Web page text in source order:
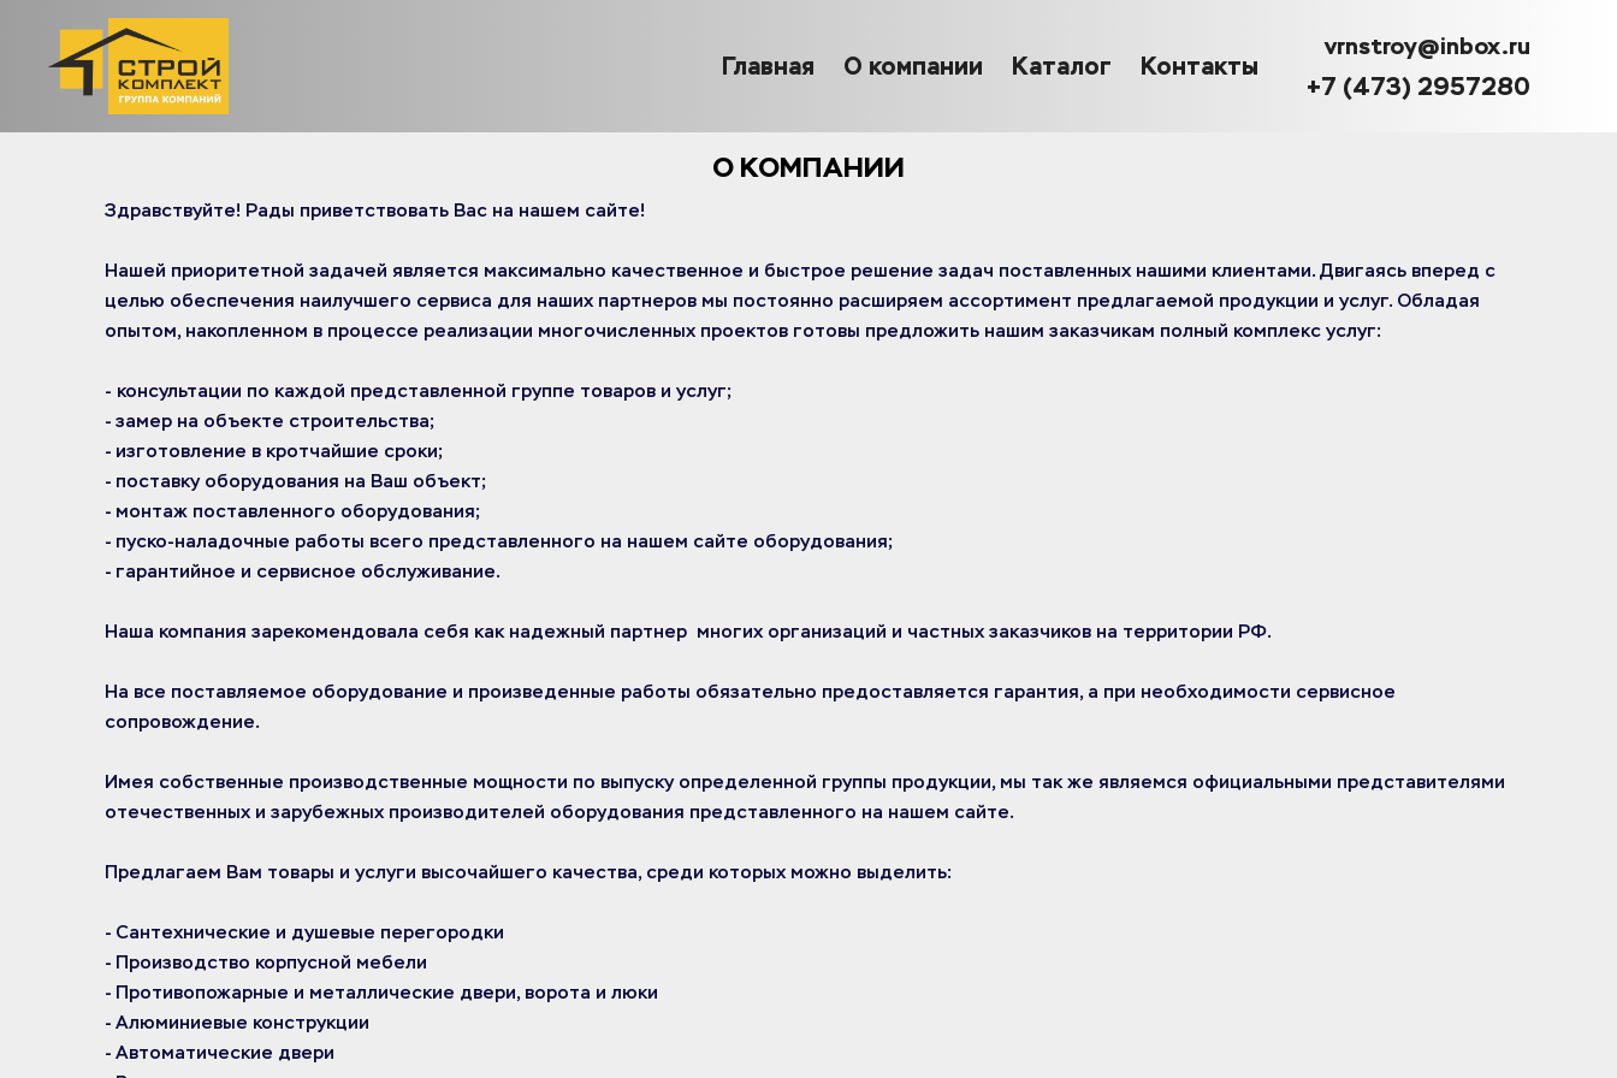
Главная О компании Каталог Контакты
vrnstroy@inbox.ru
+7 (473) 2957280
О КОМПАНИИ
Здравствуйте! Рады приветствовать Вас на нашем сайте!
Нашей приоритетной задачей является максимально качественное и быстрое решение задач поставленных нашими клиентами. Двигаясь вперед с
целью обеспечения наилучшего сервиса для наших партнеров мы постоянно расширяем ассортимент предлагаемой продукции и услуг. Обладая
опытом, накопленном в процессе реализации многочисленных проектов готовы предложить нашим заказчикам полный комплекс услуг:
- консультации по каждой представленной группе товаров и услуг;
- замер на объекте строительства;
- изготовление в кротчайшие сроки;
- поставку оборудования на Ваш объект;
- монтаж поставленного оборудования;
- пуско-наладочные работы всего представленного на нашем сайте оборудования;
- гарантийное и сервисное обслуживание.
Наша компания зарекомендовала себя как надежный партнер многих организаций и частных заказчиков на территории РФ.
На все поставляемое оборудование и произведенные работы обязательно предоставляется гарантия, а при необходимости сервисное
сопровождение.
Имея собственные производственные мощности по выпуску определенной группы продукции, мы так же являемся официальными представителями
отечественных и зарубежных производителей оборудования представленного на нашем сайте.
Предлагаем Вам товары и услуги высочайшего качества, среди которых можно выделить:​
- Сантехнические и душевые перегородки
- Производство корпусной мебели
- Противопожарные и металлические двери, ворота и люки
- Алюминиевые конструкции
- Автоматические двери